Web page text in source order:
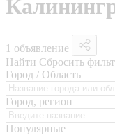
1 объявление
Найти Сбросить
Город / Область
Город, регион
Популярные